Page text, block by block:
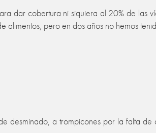
dar cobertura ni siquiera al 20% de las
pero en dos años no hemos
desminado, a trompicones por la falta de